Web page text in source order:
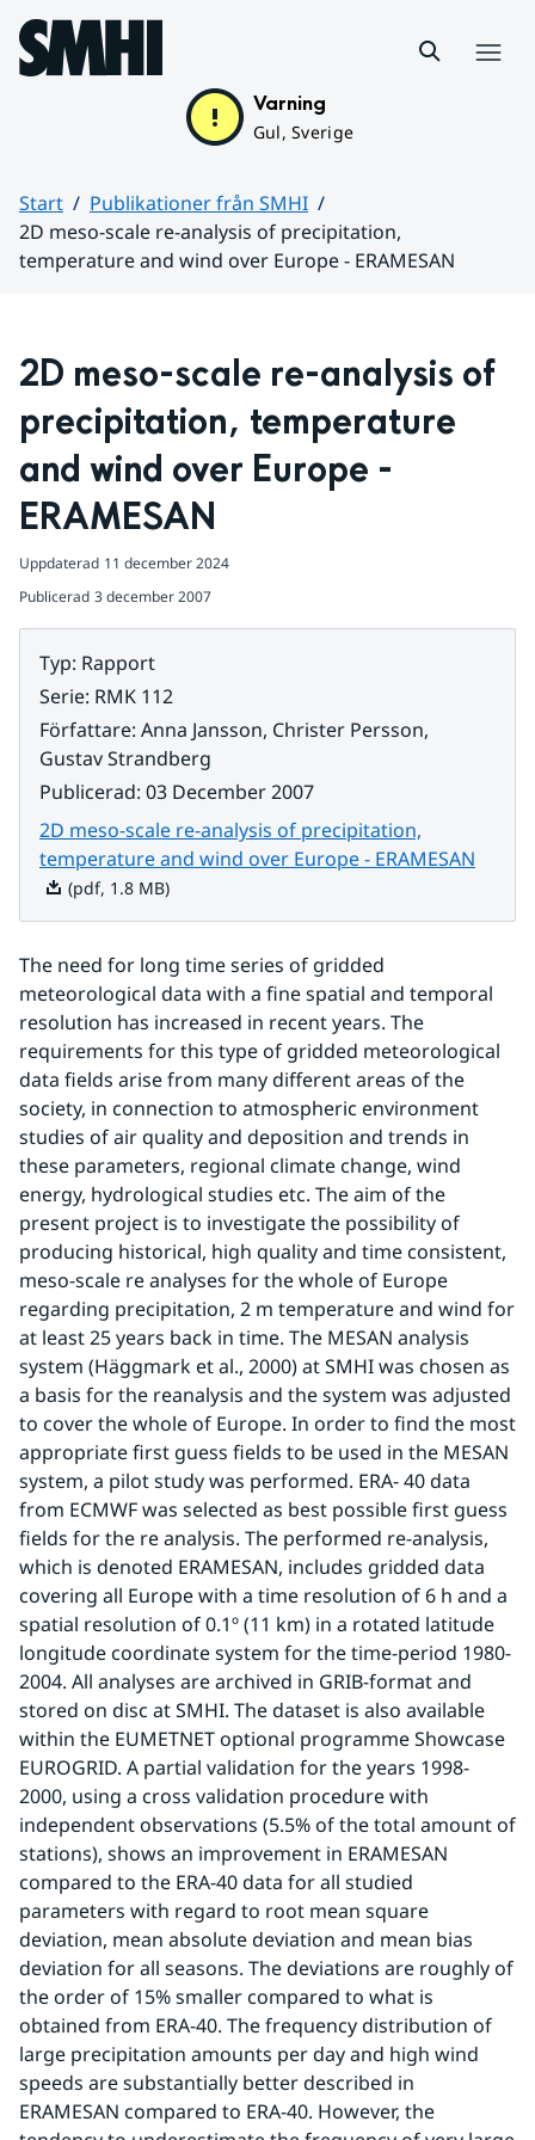
Hoppa till sidans innehåll
Varning
Gul, Sverige
Start
Publikationer från SMHI
2D meso-scale re-analysis of precipitation,
temperature and wind over Europe - ERAMESAN
2D meso-scale re-analysis of
precipitation, temperature
and wind over Europe -
ERAMESAN
Uppdaterad 11 december 2024
Publicerad 3 december 2007
Typ: Rapport
Serie: RMK 112
Författare: Anna Jansson, Christer Persson,
Gustav Strandberg
Publicerad: 03 December 2007
2D meso-scale re-analysis of precipitation,
temperature and wind over Europe - ERAMESAN
(pdf, 1.8 MB)
The need for long time series of gridded
meteorological data with a fine spatial and temporal
resolution has increased in recent years. The
requirements for this type of gridded meteorological
data fields arise from many different areas of the
society, in connection to atmospheric environment
studies of air quality and deposition and trends in
these parameters, regional climate change, wind
energy, hydrological studies etc. The aim of the
present project is to investigate the possibility of
producing historical, high quality and time consistent,
meso-scale re analyses for the whole of Europe
regarding precipitation, 2 m temperature and wind for
at least 25 years back in time. The MESAN analysis
system (Häggmark et al., 2000) at SMHI was chosen as
a basis for the reanalysis and the system was adjusted
to cover the whole of Europe. In order to find the most
appropriate first guess fields to be used in the MESAN
system, a pilot study was performed. ERA- 40 data
from ECMWF was selected as best possible first guess
fields for the re analysis. The performed re-analysis,
which is denoted ERAMESAN, includes gridded data
covering all Europe with a time resolution of 6 h and a
spatial resolution of 0.1º (11 km) in a rotated latitude
longitude coordinate system for the time-period 1980-
2004. All analyses are archived in GRIB-format and
stored on disc at SMHI. The dataset is also available
within the EUMETNET optional programme Showcase
EUROGRID. A partial validation for the years 1998-
2000, using a cross validation procedure with
independent observations (5.5% of the total amount of
stations), shows an improvement in ERAMESAN
compared to the ERA-40 data for all studied
parameters with regard to root mean square
deviation, mean absolute deviation and mean bias
deviation for all seasons. The deviations are roughly of
the order of 15% smaller compared to what is
obtained from ERA-40. The frequency distribution of
large precipitation amounts per day and high wind
speeds are substantially better described in
ERAMESAN compared to ERA-40. However, the